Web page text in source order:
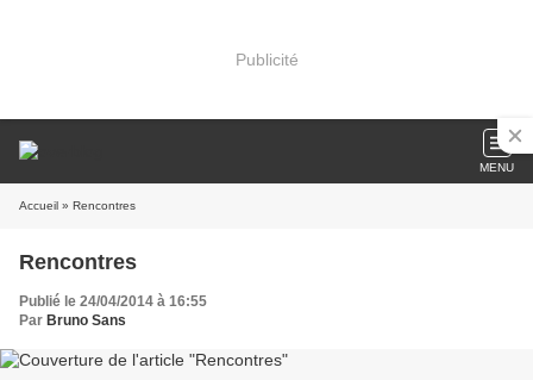
Publicité
MENU
Accueil » Rencontres
Rencontres
Publié le 24/04/2014 à 16:55
Par Bruno Sans